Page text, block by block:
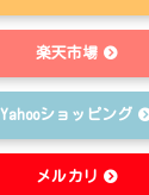
楽天市場
Yahooショッピング
メルカリ